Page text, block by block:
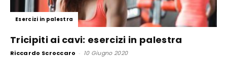
Esercizi in palestra
Tricipiti ai cavi: esercizi in palestra
Riccardo Scroccaro - 10 Giugno 2020